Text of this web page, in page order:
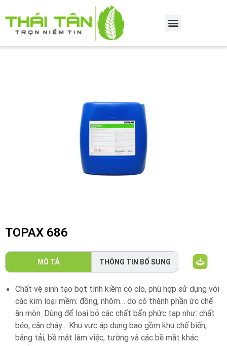
TOPAX 686
MÔ TẢ THÔNG TIN BỔ SUNG
Chất vệ sinh tạo bọt tính kiềm có clo, phù hợp sử dụng với
các kim loại mềm: đồng, nhôm… do có thành phần ức chế
ăn mòn. Dùng để loại bỏ các chất bẩn phức tạp như: chất
béo, cặn cháy… Khu vực áp dụng bao gồm khu chế biến,
băng tải, bề mặt làm việc, tường và các bề mặt khác.